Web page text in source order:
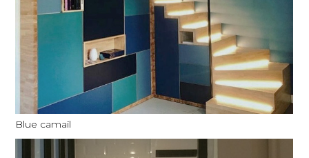
Blue camaïl